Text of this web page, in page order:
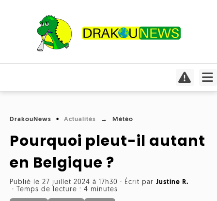
Actualités
International
Culture
vidéo
Livres
Focus
Interviews
Médias
DrakouNews Actualités Météo
Pourquoi pleut-il autant
en Belgique ?
Publié le 27 juillet 2024 à 17h30 · Écrit par Justine R.
· Temps de lecture : 4 minutes